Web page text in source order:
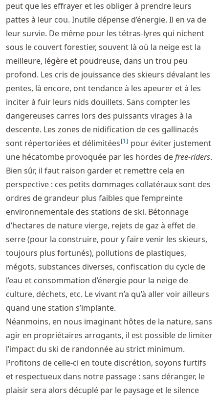
peut que les effrayer et les obliger à prendre leurs
pattes à leur cou. Inutile dépense d’énergie. Il en va de
leur survie. De même pour les tétras-lyres qui nichent
sous le couvert forestier, souvent là où la neige est la
meilleure, légère et poudreuse, dans un trou peu
profond. Les cris de jouissance des skieurs dévalant les
pentes, là encore, ont tendance à les apeurer et à les
inciter à fuir leurs nids douillets. Sans compter les
dangereuses carres lors des puissants virages à la
descente. Les zones de nidification de ces gallinacés
sont répertoriées et délimitées[1] pour éviter justement
une hécatombe provoquée par les hordes defree-riders.
Bien sûr, il faut raison garder et remettre cela en
perspective : ces petits dommages collatéraux sont des
ordres de grandeur plus faibles que l’empreinte
environnementale des stations de ski. Bétonnage
d’hectares de nature vierge, rejets de gaz à effet de
serre (pour la construire, pour y faire venir les skieurs,
toujours plus fortunés), pollutions de plastiques,
mégots, substances diverses, confiscation du cycle de
l’eau et consommation d’énergie pour la neige de
culture, déchets, etc. Le vivant n’a qu’à aller voir ailleurs
quand une station s’implante.
Néanmoins, en nous imaginant hôtes de la nature, sans
agir en propriétaires arrogants, il est possible de limiter
l’impact du ski de randonnée au strict minimum.
Profitons de celle-ci en toute discrétion, soyons furtifs
et respectueux dans notre passage : sans déranger, le
plaisir sera alors décuplé par le paysage et le silence